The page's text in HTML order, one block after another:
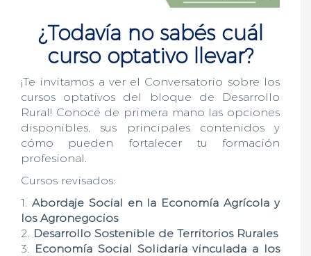
¿Todavía no sabés cuál
curso optativo llevar?
¡Te invitamos a ver el Conversatorio sobre los
cursos optativos del bloque de Desarrollo
Rural! Conocé de primera mano las opciones
disponibles, sus principales contenidos y
cómo pueden fortalecer tu formación
profesional.
Cursos revisados:
1. Abordaje Social en la Economía Agrícola y
los Agronegocios
2.
Desarrollo Sostenible de Territorios Rurales
3.
Economía Social Solidaria vinculada a los